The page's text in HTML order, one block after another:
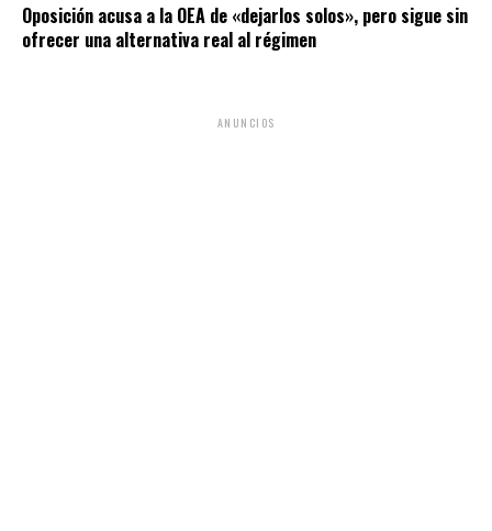
Oposición acusa a la OEA de «dejarlos solos», pero sigue sin
ofrecer una alternativa real al régimen
ANUNCIOS